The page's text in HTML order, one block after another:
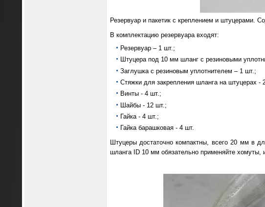
Резервуар и пакетик с креплением и штуцерами.
В комплектацию резервуара входят:
Резервуар – 1 шт.;
Штуцера под 10 мм шланг с резиновыми
Заглушка с резиновым уплотнителем – 1 шт.;
Стяжки для закрепления шланга на штуцерах -
Винты - 4 шт.;
Шайбы - 12 шт.;
Гайка - 4 шт.;
Гайка барашковая - 4 шт.
Штуцеры достаточно компактны, всего 20 мм в
шланга ID 10 мм обязательно применяйте